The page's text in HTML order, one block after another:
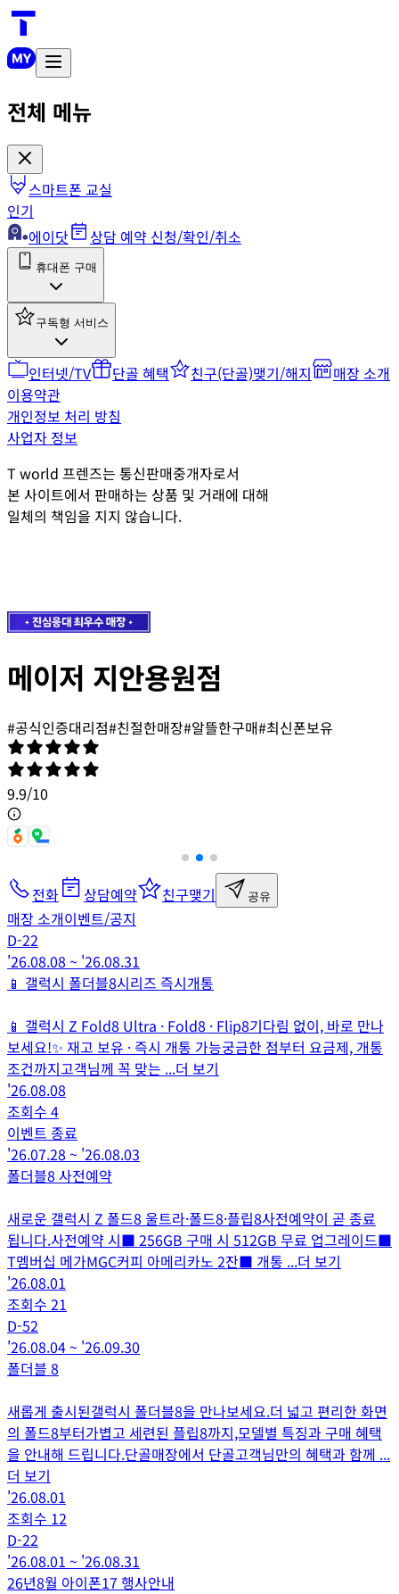
전체 메뉴
스마트폰 교실
인기
에이닷
상담 예약 신청/확인/취소
휴대폰 구매
구독형 서비스
인터넷/TV 단골 혜택 친구(단골)맺기/해지
매장 소개
이용약관
개인정보 처리 방침
사업자 정보
T world 프렌즈는 통신판매중개자로서
본 사이트에서 판매하는 상품 및 거래에 대해
일체의 책임을 지지 않습니다.
메이저 지안용원점
#공식인증대리점#친절한매장#알뜰한구매#최신폰보유
9.9/10
전화 상담예약 친구맺기 공유
매장 소개이벤트/공지
D-22
'26.08.08~ '26.08.31
📱 갤럭시 폴더블8시리즈 즉시개통
📱 갤럭시 Z Fold8 Ultra · Fold8 · Flip8기다림 없이, 바로 만나
보세요!✨ 재고 보유 · 즉시 개통 가능궁금한 점부터 요금제, 개통
조건까지고객님께 꼭 맞는 ...더 보기
'26.08.08
조회수 4
이벤트 종료
'26.07.28~ '26.08.03
폴더블8 사전예약
새로운 갤럭시 Z 폴드8 울트라·폴드8·플립8사전예약이 곧 종료
됩니다.사전예약 시■ 256GB 구매 시 512GB 무료 업그레이드■
T멤버십 메가MGC커피 아메리카노 2잔■ 개통 ...더 보기
'26.08.01
조회수 21
D-52
'26.08.04~ '26.09.30
폴더블 8
새롭게 출시된갤럭시 폴더블8을 만나보세요.더 넓고 편리한 화면
의 폴드8부터가볍고 세련된 플립8까지,모델별 특징과 구매 혜택
을 안내해 드립니다.단골매장에서 단골고객님만의 혜택과 함께 ...
더 보기
'26.08.01
조회수 12
D-22
'26.08.01 ~ '26.08.31
26년8월 아이폰17 행사안내